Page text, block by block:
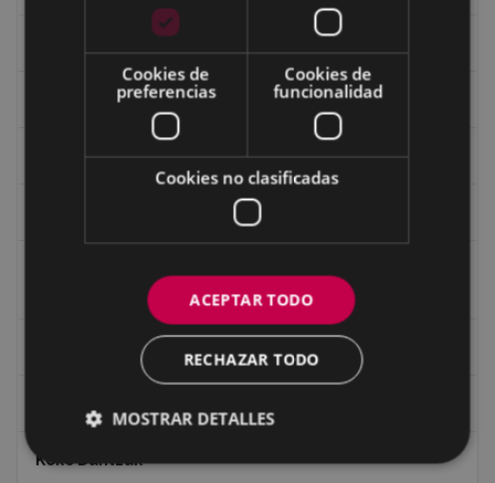
Iglesia de Azitain
Indalecio Ojanguren Diputación de Gipuzkoa
Koko Dantzak
Cookies de
preferencias
Cookies de
funcionalidad
Cookies no clasificadas
ACEPTAR TODO
RECHAZAR TODO
MOSTRAR DETALLES